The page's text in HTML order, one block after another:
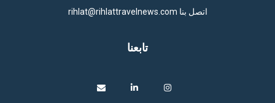
اتصل بنا rihlat@rihlattravelnews.com
تابعنا